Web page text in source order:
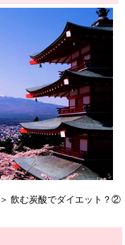
＞ 飲む炭酸でダイエット？②